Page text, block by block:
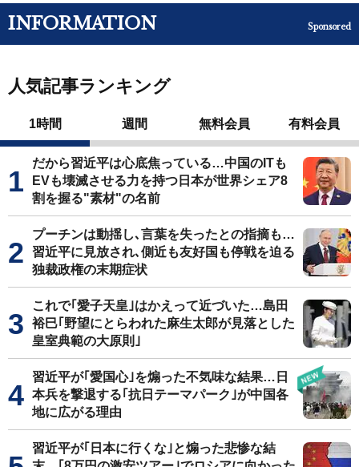
INFORMATION Sponsored
人気記事ランキング
1時間 週間 無料会員 有料会員
だから習近平は心底焦っている…中国のITも
EVも壊滅させる力を持つ日本が世界シェア8
割を握る"素材"の名前
プーチンは動揺し､言葉を失ったとの指摘も…
習近平に見放され､側近も友好国も停戦を迫る
独裁政権の末期症状
これで｢愛子天皇｣はかえって近づいた…島田
裕巳｢野望にとらわれた麻生太郎が見落とした
皇室典範の大原則｣
習近平が｢愛国心｣を煽った不気味な結果…日
本兵を撃退する｢抗日テーマパーク｣が中国各
地に広がる理由
習近平が｢日本に行くな｣と煽った悲惨な結